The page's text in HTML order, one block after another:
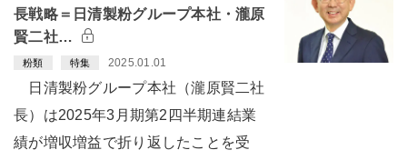
長戦略＝日清製粉グループ本社・瀧原
賢二社…
粉類 特集 2025.01.01
日清製粉グループ本社（瀧原賢二社
長）は2025年3月期第2四半期連結業
績が増収増益で折り返したことを受